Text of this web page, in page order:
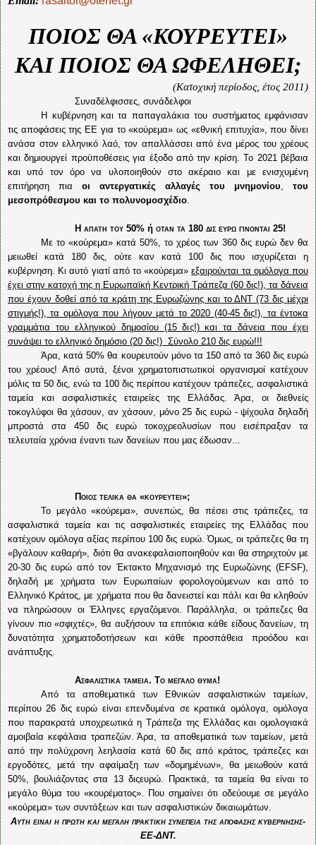
ΠΟΙΟΣ ΘΑ «ΚΟΥΡΕΥΤΕΙ»
ΚΑΙ ΠΟΙΟΣ ΘΑ ΩΦΕΛΗΘΕΙ;
(Κατοχική περίοδος, έτος 2011)
Συναδέλφισσες, συνάδελφοι
Η κυβέρνηση και τα παπαγαλάκια του συστήματος εμφάνισαν
τις αποφάσεις της ΕΕ για το «κούρεμα» ως «εθνική επιτυχία», που δίνει
ανάσα στον ελληνικό λαό, τον απαλλάσσει από ένα μέρος του χρέους
και δημιουργεί προϋποθέσεις για έξοδο από την κρίση. Το 2021 βέβαια
και υπό τον όρο να υλοποιηθούν στο ακέραιο και με ενισχυμένη
επιτήρηση πια οι αντεργατικές αλλαγές του μνημονίου
του
μεσοπρόθεσμου και το πολυνομοσχέδιο
Η απάτη του 50% ήόταν τα 180 δις ευρώ γίνονται 25!
Με το «κούρεμα» κατά 50%, το χρέος των 360 δις ευρώ δεν θα
μειωθεί κατά 180 δις, ούτε καν κατά 100 δις που ισχυρίζεται η
κυβέρνηση. Κι αυτό γιατί από το «κούρεμα»εξαιρούνται τα ομόλογα που
έχει στην κατοχή της η Ευρωπαϊκή Κεντρική Τράπεζα (60 δις!), τα δάνεια
που έχουν δοθεί από τα κράτη της Ευρωζώνης και το ΔΝΤ (73 δις μέχρι
στιγμής!), τα ομόλογα που λήγουν μετά το 2020 (40-45 δις!), τα έντοκα
γραμμάτια του ελληνικού δημοσίου (15 δις!) και τα δάνεια που έχει
συνάψει το ελληνικό δημόσιο (20 δις!) Σύνολο 210 δις ευρώ!!!
Άρα, κατά 50% θα κουρευτούν μόνο τα 150 από τα 360 δις ευρώ
του χρέους! Από αυτά, ξένοι χρηματοπιστωτικοί οργανισμοί κατέχουν
μόλις τα 50 δις, ενώ τα 100 δις περίπου κατέχουν τράπεζες, ασφαλιστικά
ταμεία και ασφαλιστικές εταιρείες της Ελλάδας. Άρα, οι διεθνείς
τοκογλύφοι θα χάσουν, αν χάσουν, μόνο 25 δις ευρώ - ψίχουλα δηλαδή
μπροστά στα 450 δις ευρώ τοκοχρεολυσίων που εισέπραξαν τα
τελευταία χρόνια έναντι των δανείων που μας έδωσαν...
Ποιος τελικά θα «κουρευτεί»;
Το μεγάλο «κούρεμα», συνεπώς, θα πέσει στις τράπεζες, τα
ασφαλιστικά ταμεία και τις ασφαλιστικές εταιρείες της Ελλάδας που
κατέχουν ομόλογα αξίας περίπου 100 δις ευρώ. Όμως, οι τράπεζες θα τη
«βγάλουν καθαρή», διότι θα ανακεφαλαιοποιηθούν και θα στηριχτούν με
20-30 δις ευρώ από τον Έκτακτο Μηχανισμό της Ευρωζώνης (EFSF),
δηλαδή με χρήματα των Ευρωπαίων φορολογούμενων και από το
Ελληνικό Κράτος, με χρήματα που θα δανειστεί και πάλι και θα κληθούν
να πληρώσουν οι Έλληνες εργαζόμενοι. Παράλληλα, οι τράπεζες θα
γίνουν πιο «σφιχτές», θα αυξήσουν τα επιτόκια κάθε είδους δανείων, τη
δυνατότητα χρηματοδοτήσεων και κάθε προσπάθεια προόδου και
ανάπτυξης.
Ασφαλιστικά ταμεία. Το μεγάλο θύμα!
Από τα αποθεματικά των Εθνικών ασφαλιστικών ταμείων,
περίπου 26 δις ευρώ είναι επενδυμένα σε κρατικά ομόλογα, ομόλογα
που παρακρατά υποχρεωτικά η Τράπεζα της Ελλάδας και ομολογιακά
αμοιβαία κεφάλαια τραπεζών. Άρα, τα αποθεματικά των ταμείων, μετά
από την πολύχρονη λεηλασία κατά 60 δις από κράτος, τράπεζες και
εργοδότες, μετά την αφαίμαξη των «δομημένων», θα μειωθούν κατά
50%, βουλιάζοντας στα 13 διςευρώ. Πρακτικά, τα ταμεία θα είναι το
μεγάλο θύμα του «κουρέματος». Που σημαίνει ότι οδεύουμε σε μεγάλο
«κούρεμα» των συντάξεων και των ασφαλιστικών δικαιωμάτων.
Αυτή είναι η πρώτη και μεγάλη πρακτική συνέπεια της απόφασης κυβέρνησης-
ΕΕ-ΔΝΤ.